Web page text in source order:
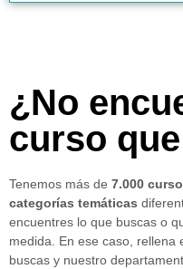
¿No
curso
Tenemos más de 7.000
categorías temáticas
encuentres lo que buscas o
medida. En ese caso, rellena
buscas y nuestro